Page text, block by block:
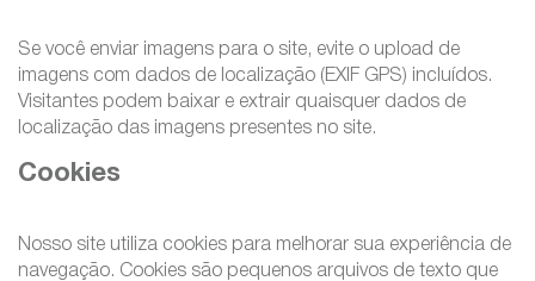
Se você enviar imagens para o site, evite o upload de
imagens com dados de localização (EXIF GPS) incluídos.
Visitantes podem baixar e extrair quaisquer dados de
localização das imagens presentes no site.
Cookies
Nosso site utiliza cookies para melhorar sua experiência de
navegação. Cookies são pequenos arquivos de texto que